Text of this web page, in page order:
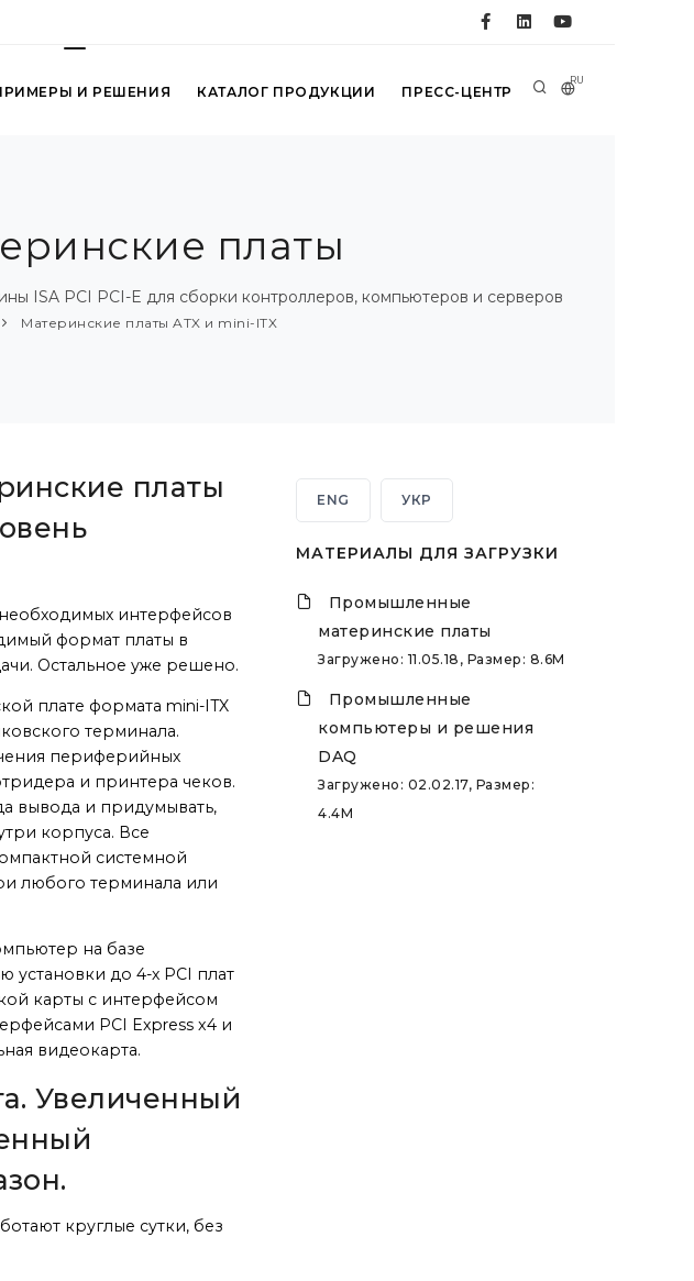
RU
И РЕШЕНИЯ КАТАЛОГ ПРОДУКЦИИ ПРЕСС-ЦЕНТР
платы
ISA PCI PCI-E для сборки контроллеров, компьютеров и серверов
Материнские платы ATX и mini-ITX
платы
интерфейсов
формат платы в
Остальное уже решено.
плате формата mini-ITX
терминала.
периферийных
и принтера чеков.
вывода и придумывать,
корпуса. Все
системной
любого терминала или
на базе
установки до 4-х PCI плат
карты с интерфейсом
PCI Express x4 и
видеокарта.
Увеличенный
круглые сутки, без
ENG УКР
МАТЕРИАЛЫ ДЛЯ ЗАГРУЗКИ
Промышленные
материнские платы
Загружено: 11.05.18, Размер: 8.6M
Промышленные
компьютеры и решения
DAQ
Загружено: 02.02.17, Размер:
4.4M